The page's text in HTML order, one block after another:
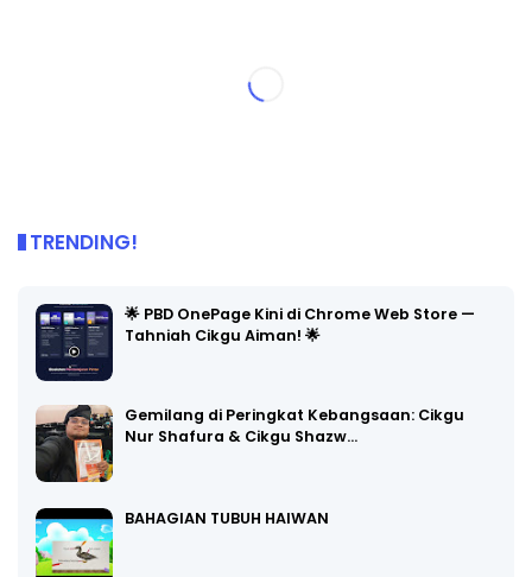
TRENDING!
🌟 PBD OnePage Kini di Chrome Web Store —
Tahniah Cikgu Aiman! 🌟
Gemilang di Peringkat Kebangsaan: Cikgu
Nur Shafura & Cikgu Shazw…
BAHAGIAN TUBUH HAIWAN